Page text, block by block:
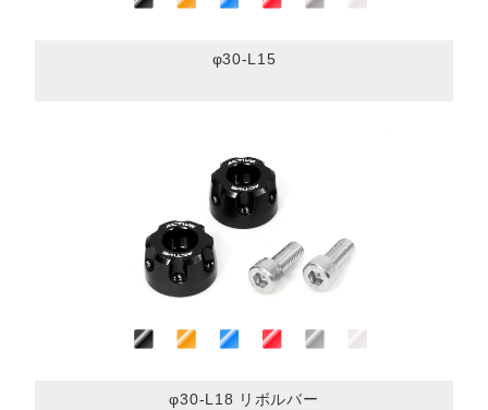
φ30-L15
φ30-L18 リボルバー